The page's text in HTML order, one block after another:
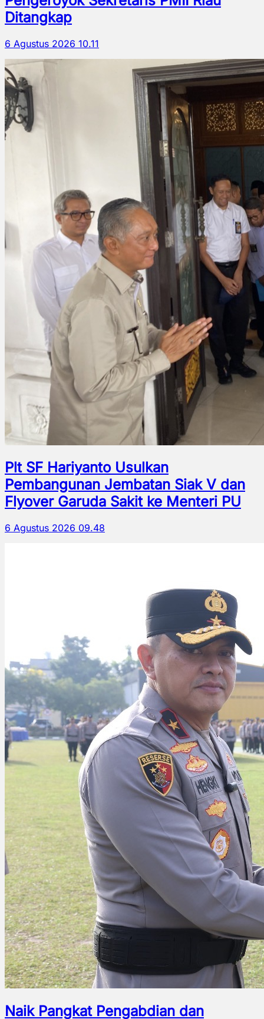
Ditangkap
6 Agustus 2026 10.11
Plt SF Hariyanto Usulkan
Pembangunan Jembatan Siak V dan
Flyover Garuda Sakit ke Menteri PU
6 Agustus 2026 09.48
Naik Pangkat Pengabdian dan